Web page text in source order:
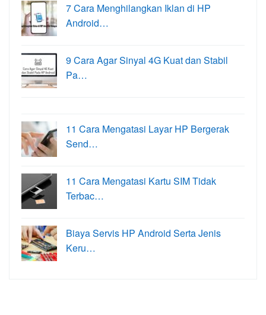
7 Cara Menghilangkan Iklan di HP
Android…
9 Cara Agar Sinyal 4G Kuat dan Stabil
Pa…
11 Cara Mengatasi Layar HP Bergerak
Send…
11 Cara Mengatasi Kartu SIM Tidak
Terbac…
Biaya Servis HP Android Serta Jenis
Keru…